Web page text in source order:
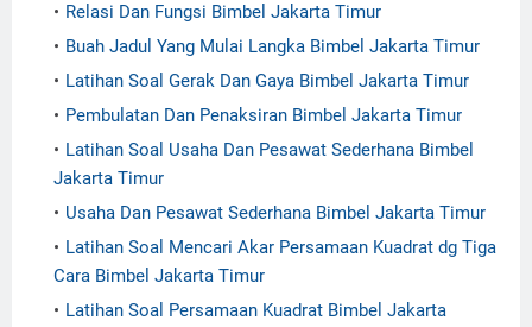
Relasi Dan Fungsi Bimbel Jakarta Timur
Buah Jadul Yang Mulai Langka Bimbel Jakarta Timur
Latihan Soal Gerak Dan Gaya Bimbel Jakarta Timur
Pembulatan Dan Penaksiran Bimbel Jakarta Timur
Latihan Soal Usaha Dan Pesawat Sederhana Bimbel
Jakarta Timur
Usaha Dan Pesawat Sederhana Bimbel Jakarta Timur
Latihan Soal Mencari Akar Persamaan Kuadrat dg Tiga
Cara Bimbel Jakarta Timur
Latihan Soal Persamaan Kuadrat Bimbel Jakarta